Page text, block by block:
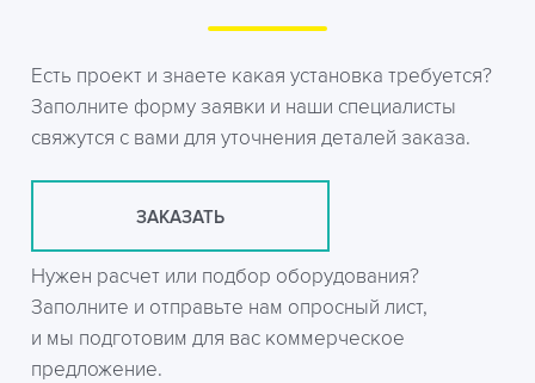
Есть проект и знаете какая установка требуется?
Заполните форму заявки и наши специалисты
свяжутся с вами для уточнения деталей заказа.
ЗАКАЗАТЬ
Нужен расчет или подбор оборудования?
Заполните и отправьте нам опросный лист,
и мы подготовим для вас коммерческое
предложение.